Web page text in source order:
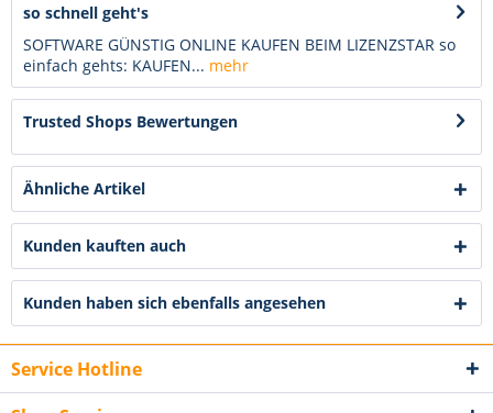
so schnell geht's
SOFTWARE GÜNSTIG ONLINE KAUFEN BEIM LIZENZSTAR so
einfach gehts: KAUFEN... mehr
Trusted Shops Bewertungen
Ähnliche Artikel
Kunden kauften auch
Kunden haben sich ebenfalls angesehen
Service Hotline